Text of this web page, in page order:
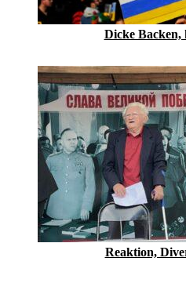
Dicke Backen,
Reaktion,